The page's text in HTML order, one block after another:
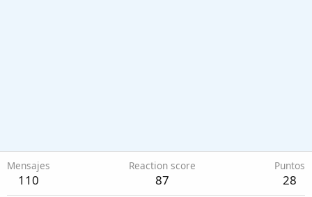
Mensajes
110
Reaction score
87
Puntos
28